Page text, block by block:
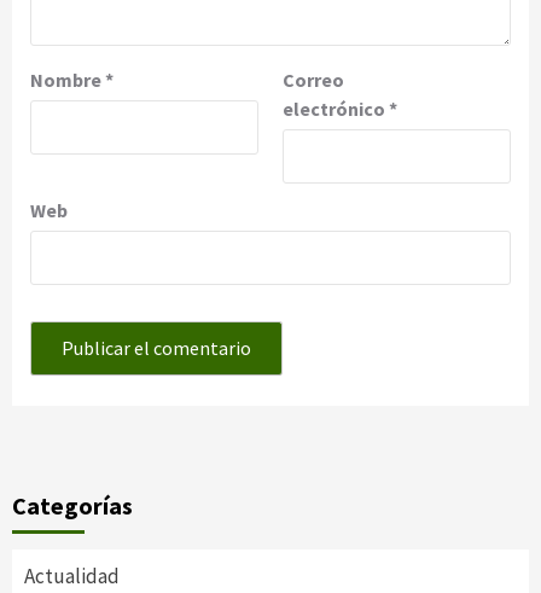
Nombre*
Correo
electrónico *
Web
Categorías
Actualidad